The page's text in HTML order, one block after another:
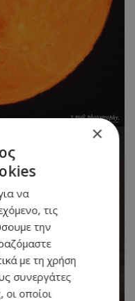
×
να
τις
την
με τη χρήση
συνεργάτες
οι οποίοι